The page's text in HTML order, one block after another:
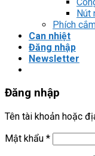
Nút
Phích
Can nhiệt
Đăng nhập
Newsletter
Đăng nhập
Tên tài khoản hoặc
Mật khẩu *